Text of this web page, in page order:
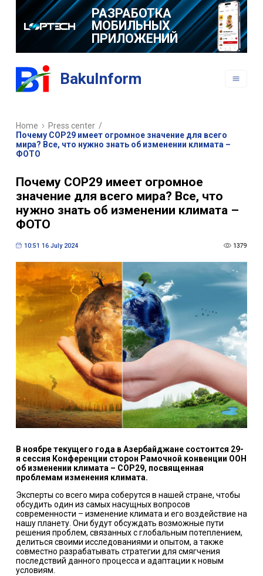
РАЗРАБОТКА
МОБИЛЬНЫХ
ПРИЛОЖЕНИЙ
BakuInform
Home Press center /
Почему СОР29 имеет огромное значение для всего
мира? Все, что нужно знать об изменении климата –
ФОТО
Почему СОР29 имеет огромное
значение для всего мира? Все, что
нужно знать об изменении климата –
ФОТО
10:51 16 July 2024 1379
В ноябре текущего года в Азербайджане состоится 29-
я сессия Конференции сторон Рамочной конвенции ООН
об изменении климата – COP29, посвященная
проблемам изменения климата.
Эксперты со всего мира соберутся в нашей стране, чтобы
обсудить один из самых насущных вопросов
современности – изменение климата и его воздействие на
нашу планету. Они будут обсуждать возможные пути
решения проблем, связанных с глобальным потеплением,
делиться своими исследованиями и опытом, а также
совместно разрабатывать стратегии для смягчения
последствий данного процесса и адаптации к новым
условиям.